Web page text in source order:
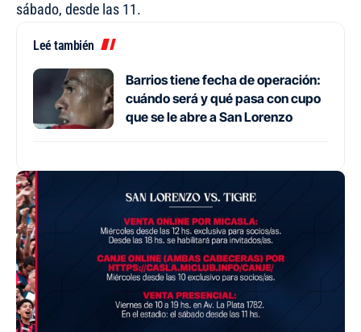
sábado, desde las 11.
Leé también
Barrios tiene fecha de operación:
cuándo será y qué pasa con cupo
que se le abre a San Lorenzo